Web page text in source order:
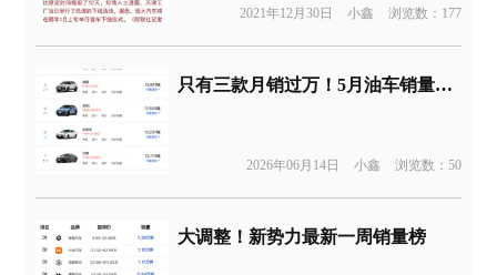
2021年12月30日 小鑫 浏览数：177
只有三款月销过万！5月油车销量榜单
2026年06月14日 小鑫 浏览数：50
大调整！新势力最新一周销量榜